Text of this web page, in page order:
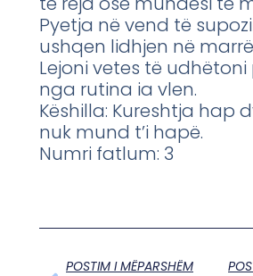
Pyetja në vend të
ushqen lidhjen në
Lejoni vetes të
nga rutina ia vlen.
Këshilla: Kureshtja hap
nuk mund t’i hapë.
Numri fatlum: 3
POSTIM I MËPARSHËM